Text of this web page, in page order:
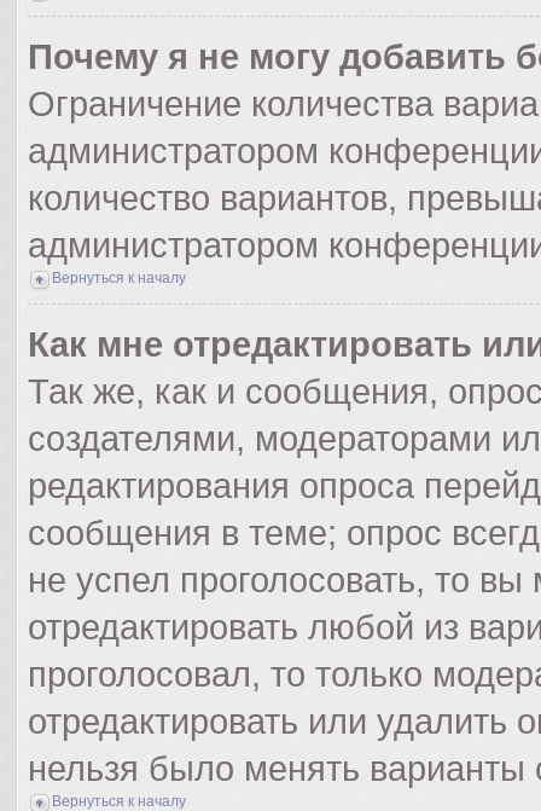
Почему я не могу добавить
Ограничение количества
администратором
количество вариантов,
администратором
Вернуться к началу
Как мне отредактировать
Так же, как и сообщения,
создателями, модераторами
редактирования опроса
сообщения в теме; опрос
не успел проголосовать, то
отредактировать любой из
проголосовал, то только
отредактировать или удалить
нельзя было менять варианты
Вернуться к началу